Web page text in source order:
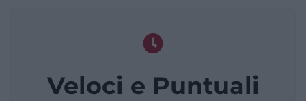
Veloci e Puntuali